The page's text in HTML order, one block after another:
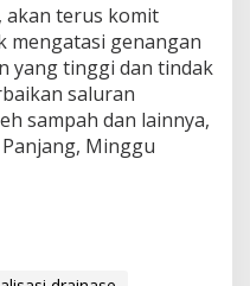
akan terus komit
mengatasi genangan
yang tinggi dan tindak
saluran
sampah dan lainnya,
Minggu